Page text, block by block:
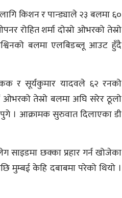
किशन र पान्ड्याले २३ बलमा ६०
रोहित शर्मा दोस्रो ओभरको तेस्रो
बलमा एलबिडब्लू आउट हुँदै
कक र सूर्यकुमार यादवले ६२ रनको
ओभरको तेस्रो बलमा अघि सरेर ठूलो
। आक्रामक सुरुवात दिलाएका डी
साइडमा छक्का प्रहार गर्न खोजेका
मुम्बई केहि दबाबमा परेको थियो ।